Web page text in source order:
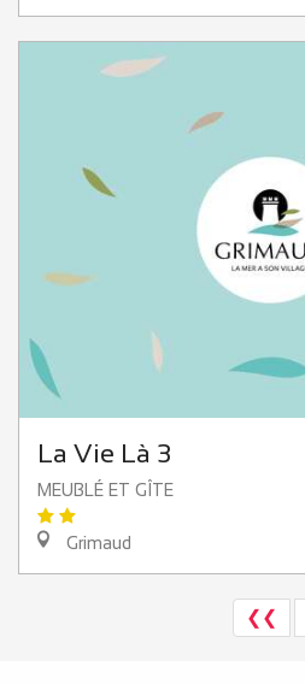
La Vie Là 3
MEUBLÉ ET GÎTE
Grimaud
❮❮